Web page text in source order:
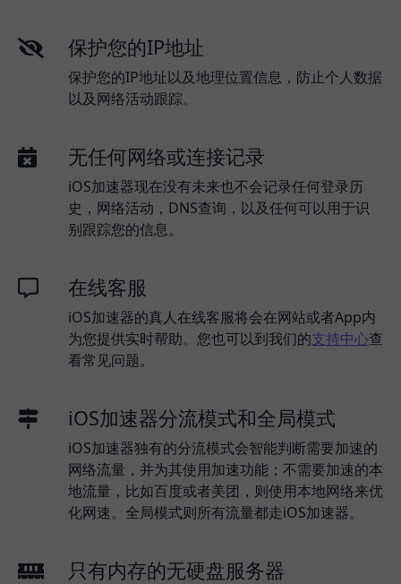
保护您的IP地址
保护您的IP地址以及地理位置信息，防止个人数据
以及网络活动跟踪。
无任何网络或连接记录
iOS加速器现在没有未来也不会记录任何登录历
史，网络活动，DNS查询，以及任何可以用于识
别跟踪您的信息。
在线客服
iOS加速器的真人在线客服将会在网站或者App内
为您提供实时帮助。您也可以到我们的支持中心查
看常见问题。
iOS加速器分流模式和全局模式
iOS加速器独有的分流模式会智能判断需要加速的
网络流量，并为其使用加速功能；不需要加速的本
地流量，比如百度或者美团，则使用本地网络来优
化网速。全局模式则所有流量都走iOS加速器。
只有内存的无硬盘服务器